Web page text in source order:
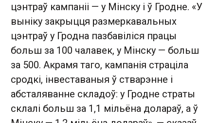
цэнтраў кампаніі — у Мінску і ў Гродне. «У
выніку закрыцця размеркавальных
цэнтраў у Гродна пазбавіліся працы
больш за 100 чалавек, у Мінску — больш
за 500. Акрамя таго, кампанія страціла
сродкі, інвеставаныя ў стварэнне і
абсталяванне складоў: у Гродне страты
склалі больш за 1,1 мільёна долараў, а ў